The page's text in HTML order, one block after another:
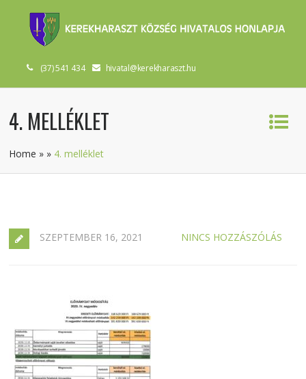
(37) 541 434 hivatal@kerekharaszt.hu
4. MELLÉKLET
Home » » 4. melléklet
SZEPTEMBER 16, 2021 NINCS HOZZÁSZÓLÁS